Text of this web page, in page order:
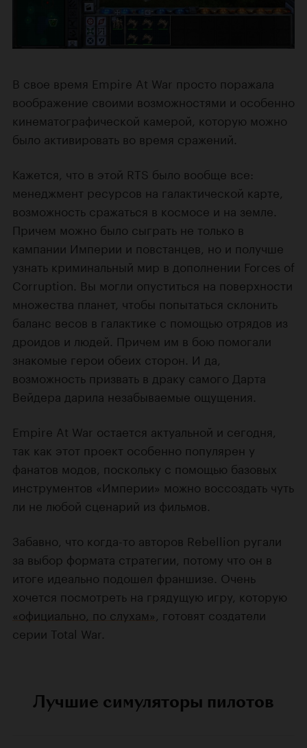
В свое время Empire At War просто поражала
воображение своими возможностями и особенно
кинематографической камерой, которую можно
было активировать во время сражений.
Кажется, что в этой RTS было вообще все:
менеджмент ресурсов на галактической карте,
возможность сражаться в космосе и на земле.
Причем можно было сыграть не только в
кампании Империи и повстанцев, но и получше
узнать криминальный мир в дополнении Forces of
Corruption. Вы могли опуститься на поверхности
множества планет, чтобы попытаться склонить
баланс весов в галактике с помощью отрядов из
дроидов и людей. Причем им в бою помогали
знакомые герои обеих сторон. И да,
возможность призвать в драку самого Дарта
Вейдера дарила незабываемые ощущения.
Empire At War остается актуальной и сегодня,
так как этот проект особенно популярен у
фанатов модов, поскольку с помощью базовых
инструментов «Империи» можно воссоздать чуть
ли не любой сценарий из фильмов.
Забавно, что когда-то авторов Rebellion ругали
за выбор формата стратегии, потому что он в
итоге идеально подошел франшизе. Очень
хочется посмотреть на грядущую игру, которую
«официально, по слухам» , готовят создатели
серии Total War.
Лучшие симуляторы пилотов